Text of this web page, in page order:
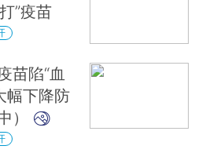
”疫苗
苗陷“血
幅下降防
）